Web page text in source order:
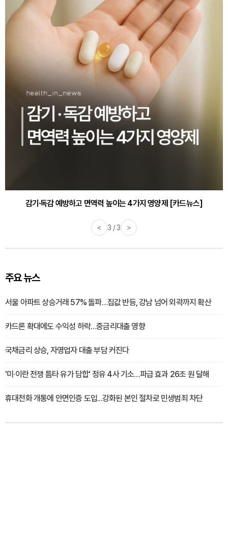
감기·독감 예방하고 면역력 높이는 4가지 영양제 [카드뉴스]
< 3 / 3 >
주요 뉴스
서울 아파트 상승거래 57% 돌파…집값 반등, 강남 넘어 외곽까지 확산
카드론 확대에도 수익성 하락…중금리대출 영향
국채금리 상승, 자영업자 대출 부담 커진다
'미·이란 전쟁 틈타 유가 담합' 정유 4사 기소…파급 효과 26조 원 달해
휴대전화 개통에 안면인증 도입...강화된 본인 절차로 민생범죄 차단